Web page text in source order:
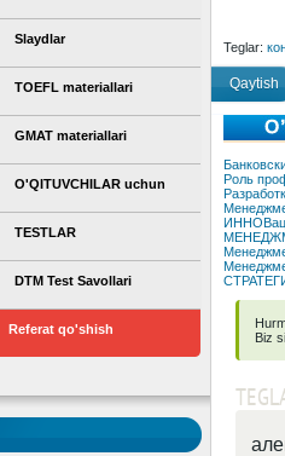
Slaydlar
TOEFL materiallari
GMAT materiallari
O'QITUVCHILAR uchun
TESTLAR
DTM Test Savollari
Referat qo'shish
Teglar:
Qaytish
Роль
Biz